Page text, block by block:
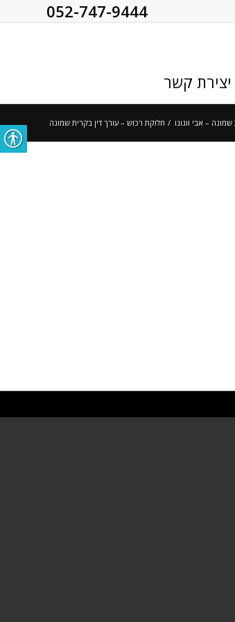
052-747-9444
יצירת קשר
– אבי וונונו / חלוקת רכוש – עורך דין בקרית שמונה